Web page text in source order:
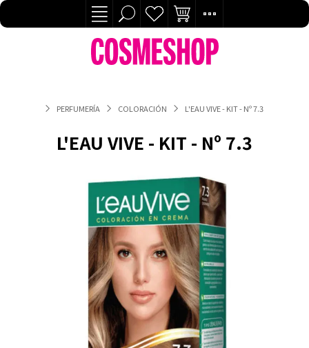
PERFUMERÍA COLORACIÓN L'EAU VIVE - KIT - Nº 7.3
L'EAU VIVE - KIT - Nº 7.3